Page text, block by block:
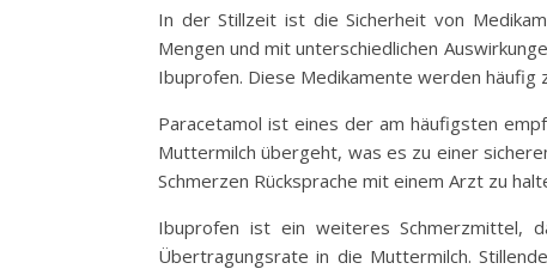
In der Stillzeit ist die Sicherheit von
Mengen und mit unterschiedlichen
Ibuprofen. Diese Medikamente werden
Paracetamol ist eines der am häufigsten
Muttermilch übergeht, was es zu einer
Schmerzen Rücksprache mit einem Arzt zu
Ibuprofen ist ein weiteres Schmerzmittel,
Übertragungsrate in die Muttermilch.